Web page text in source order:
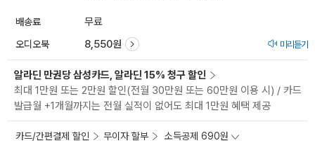
배송료 무료
오디오북 8,550원 미리듣기
알라딘 만권당 삼성카드, 알라딘 15% 청구 할인
최대 1만원 또는 2만원 할인(전월 30만원 또는 60만원 이용 시) / 카드
발급월 +1개월까지는 전월 실적이 없어도 최대 1만원 혜택 제공
카드/간편결제 할인 무이자 할부 소득공제 690원